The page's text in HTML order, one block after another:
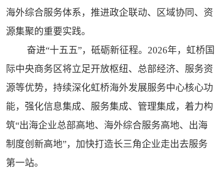
海外综合服务体系，推进政企联动、区域协同、资
源集聚的重要实践。
奋进“十五五”，砥砺新征程。2026年，虹桥国
际中央商务区将立足开放枢纽、总部经济、服务资
源等优势，持续深化虹桥海外发展服务中心核心功
能，强化信息集成、服务集成、管理集成，着力构
筑“出海企业总部高地、海外综合服务高地、出海
制度创新高地”，加快打造长三角企业走出去服务
第一站。